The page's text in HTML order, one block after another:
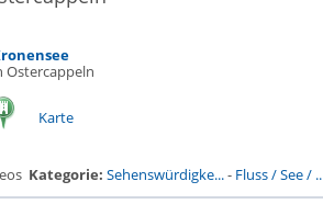
Ostercappeln
Karte
Kategorie: Sehenswürdigke...- Fluss / See /